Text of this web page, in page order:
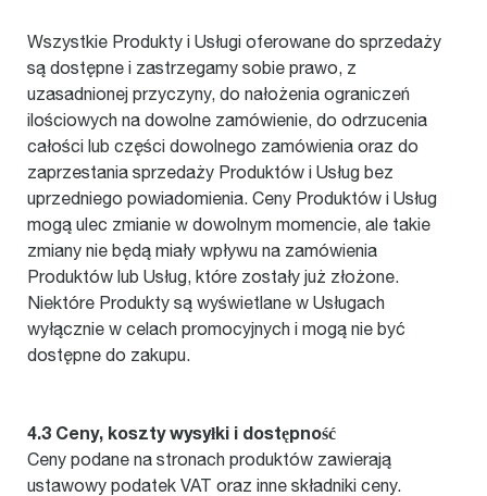
Wszystkie Produkty i Usługi oferowane do sprzedaży
są dostępne i zastrzegamy sobie prawo, z
uzasadnionej przyczyny, do nałożenia ograniczeń
ilościowych na dowolne zamówienie, do odrzucenia
całości lub części dowolnego zamówienia oraz do
zaprzestania sprzedaży Produktów i Usług bez
uprzedniego powiadomienia. Ceny Produktów i Usług
mogą ulec zmianie w dowolnym momencie, ale takie
zmiany nie będą miały wpływu na zamówienia
Produktów lub Usług, które zostały już złożone.
Niektóre Produkty są wyświetlane w Usługach
wyłącznie w celach promocyjnych i mogą nie być
dostępne do zakupu.
4.3 Ceny, koszty wysyłki i dostępność
Ceny podane na stronach produktów zawierają
ustawowy podatek VAT oraz inne składniki ceny.